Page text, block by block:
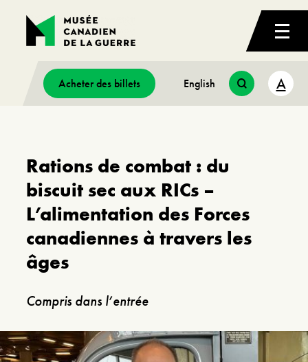
Acheter des billets English A
Rations de combat : du
biscuit sec aux RICs –
L’alimentation des Forces
canadiennes à travers les
âges
Compris dans l’entrée